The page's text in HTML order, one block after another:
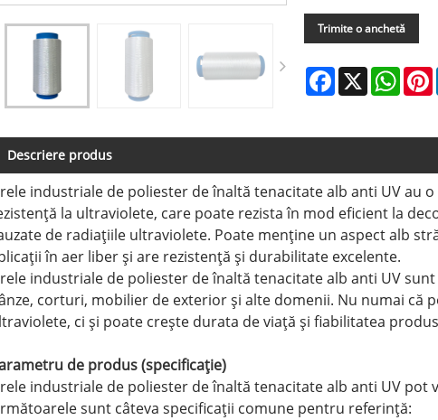
Trimite o anchetă
Facebook
X
Descriere produs
industriale de poliester de înaltă tenacitate alb anti UV au
la ultraviolete, care poate rezista în mod eficient la
de radiațiile ultraviolete. Poate menține un aspect alb
în aer liber și are rezistență și durabilitate excelente.
industriale de poliester de înaltă tenacitate alb anti UV
corturi, mobilier de exterior și alte domenii. Nu numai că
ci și poate crește durata de viață și fiabilitatea
de produs (specificație)
industriale de poliester de înaltă tenacitate alb anti UV pot
sunt câteva specificații comune pentru referință: